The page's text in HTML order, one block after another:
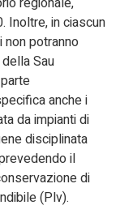
Inoltre, in ciascun
non potranno
Sau
anche i
da impianti di
disciplinata
il
di
(Plv).